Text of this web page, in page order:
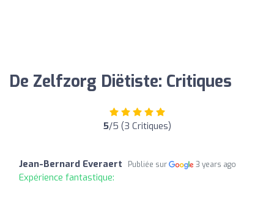
De Zelfzorg Diëtiste: Critiques
5/5 (3 Critiques)
Jean-Bernard Everaert Publiée sur 3 years ago
Expérience fantastique: